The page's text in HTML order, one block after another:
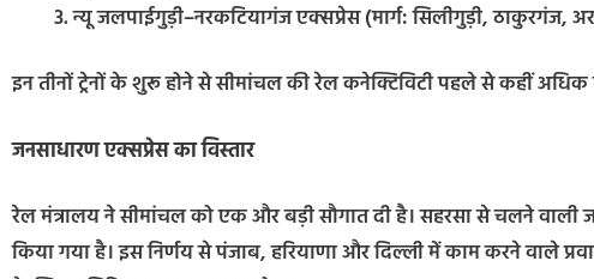
न्यू जलपाईगुड़ी–नरकटियागंज एक्सप्रेस (मार्ग: सिलीगुड़ी, ठाकुरगंज,
इन तीनों ट्रेनों के शुरू होने से सीमांचल की रेल कनेक्टिविटी पहले से कहीं अधिक
जनसाधारण एक्सप्रेस का विस्तार
रेल मंत्रालय ने सीमांचल को एक और बड़ी सौगात दी है। सहरसा से चलने
किया गया है। इस निर्णय से पंजाब, हरियाणा और दिल्ली में काम करने वाले